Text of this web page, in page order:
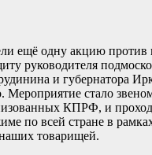
ещё одну акцию против
руководителя
и губернатора
Мероприятие стало
КПРФ, и
по всей стране в
товарищей.